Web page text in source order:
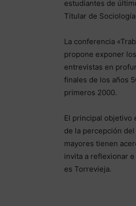
estudiantes de
Titular de
La conferencia
propone exponer
entrevistas en
finales de los años
primeros 2000.
El principal objetivo
de la percepción
mayores tienen
invita a reflexionar
es Torrevieja.